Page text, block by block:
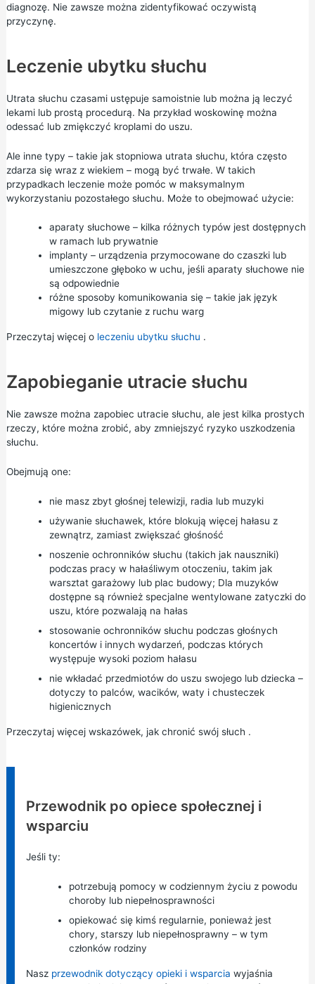
diagnozę. Nie zawsze można zidentyfikować oczywistą
przyczynę.
Leczenie ubytku słuchu
Utrata słuchu czasami ustępuje samoistnie lub można ją leczyć
lekami lub prostą procedurą. Na przykład woskowinę można
odessać lub zmiękczyć kroplami do uszu.
Ale inne typy – takie jak stopniowa utrata słuchu, która często
zdarza się wraz z wiekiem – mogą być trwałe. W takich
przypadkach leczenie może pomóc w maksymalnym
wykorzystaniu pozostałego słuchu. Może to obejmować użycie:
aparaty słuchowe – kilka różnych typów jest dostępnych
w ramach lub prywatnie
implanty – urządzenia przymocowane do czaszki lub
umieszczone głęboko w uchu, jeśli aparaty słuchowe nie
są odpowiednie
różne sposoby komunikowania się – takie jak język
migowy lub czytanie z ruchu warg
Przeczytaj więcej o leczeniu ubytku słuchu .
Zapobieganie utracie słuchu
Nie zawsze można zapobiec utracie słuchu, ale jest kilka prostych
rzeczy, które można zrobić, aby zmniejszyć ryzyko uszkodzenia
słuchu.
Obejmują one:
nie masz zbyt głośnej telewizji, radia lub muzyki
używanie słuchawek, które blokują więcej hałasu z
zewnątrz, zamiast zwiększać głośność
noszenie ochronników słuchu (takich jak nauszniki)
podczas pracy w hałaśliwym otoczeniu, takim jak
warsztat garażowy lub plac budowy; Dla muzyków
dostępne są również specjalne wentylowane zatyczki do
uszu, które pozwalają na hałas
stosowanie ochronników słuchu podczas głośnych
koncertów i innych wydarzeń, podczas których
występuje wysoki poziom hałasu
nie wkładać przedmiotów do uszu swojego lub dziecka –
dotyczy to palców, wacików, waty i chusteczek
higienicznych
Przeczytaj więcej wskazówek, jak chronić swój słuch .
Przewodnik po opiece społecznej i
wsparciu
Jeśli ty:
potrzebują pomocy w codziennym życiu z powodu
choroby lub niepełnosprawności
opiekować się kimś regularnie, ponieważ jest
chory, starszy lub niepełnosprawny – w tym
członków rodziny
Nasz przewodnik dotyczący opieki i wsparcia wyjaśnia